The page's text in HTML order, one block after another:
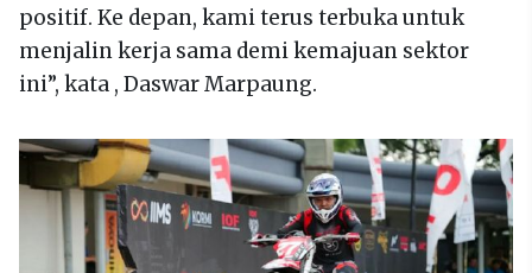
positif. Ke depan, kami terus terbuka untuk
menjalin kerja sama demi kemajuan sektor
ini”, kata , Daswar Marpaung.